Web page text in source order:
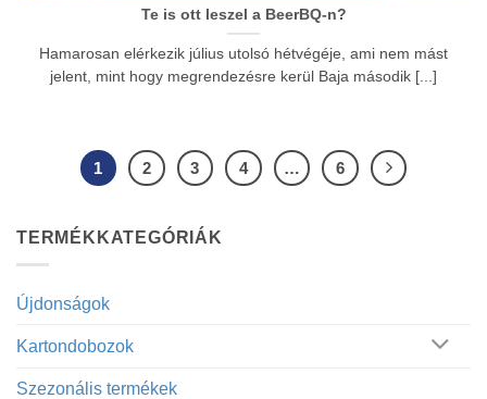
TERMÉKKATEGÓRIÁK
Újdonságok
Kartondobozok
Szezonális termékek
Te is ott leszel a BeerBQ-n?
Hamarosan elérkezik július utolsó hétvégéje, ami nem mást
jelent, mint hogy megrendezésre kerül Baja második [...]
1 2 3 4 … 6